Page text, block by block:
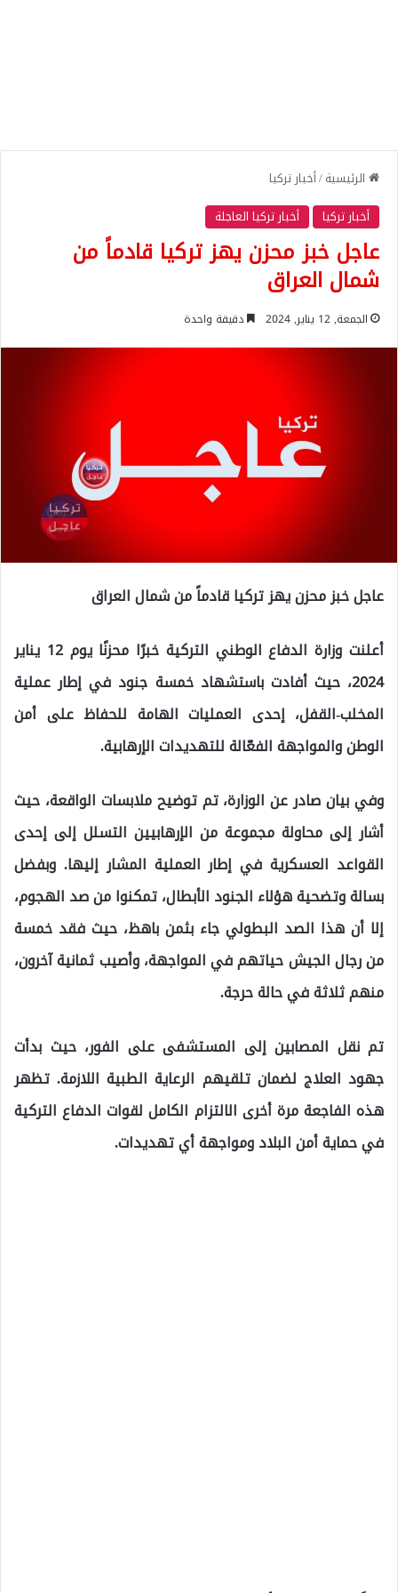
الرئيسية/أخبار تركيا
أخبار تركيا
أخبار تركيا العاجلة
عاجل خبز محزن يهز تركيا قادماً من
شمال العراق
الجمعة, 12 يناير, 2024 دقيقة واحدة
عاجل خبز محزن يهز تركيا قادماً من شمال العراق
أعلنت وزارة الدفاع الوطني التركية خبرًا محزنًا يوم 12 يناير
2024، حيث أفادت باستشهاد خمسة جنود في إطار عملية
المخلب-القفل، إحدى العمليات الهامة للحفاظ على أمن
الوطن والمواجهة الفعّالة للتهديدات الإرهابية.
وفي بيان صادر عن الوزارة، تم توضيح ملابسات الواقعة، حيث
أشار إلى محاولة مجموعة من الإرهابيين التسلل إلى إحدى
القواعد العسكرية في إطار العملية المشار إليها. وبفضل
بسالة وتضحية هؤلاء الجنود الأبطال، تمكنوا من صد الهجوم،
إلا أن هذا الصد البطولي جاء بثمن باهظ، حيث فقد خمسة
من رجال الجيش حياتهم في المواجهة، وأصيب ثمانية آخرون،
منهم ثلاثة في حالة حرجة.
تم نقل المصابين إلى المستشفى على الفور، حيث بدأت
جهود العلاج لضمان تلقيهم الرعاية الطبية اللازمة. تظهر
هذه الفاجعة مرة أخرى الالتزام الكامل لقوات الدفاع التركية
في حماية أمن البلاد ومواجهة أي تهديدات.